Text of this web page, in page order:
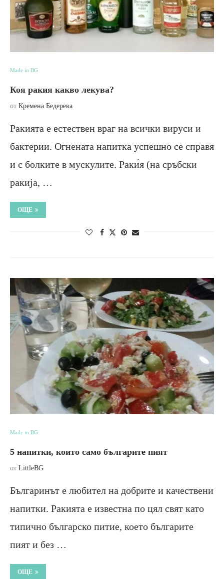
Made in BG
Коя ракия какво лекува?
от Кремена Бедерева
Ракията е естествен враг на всички вируси и
бактерии. Огнената напитка успешно се справя
и с болките в мускулите. Раки́я (на сръбски
ракија, …
ОЩЕ
Made in BG
5 напитки, които само българите пият
от LittleBG
Българинът е любител на добрите и качествени
напитки. Ракията е известна по цял свят като
типично българско питие, което българите
пият и без …
ОЩЕ